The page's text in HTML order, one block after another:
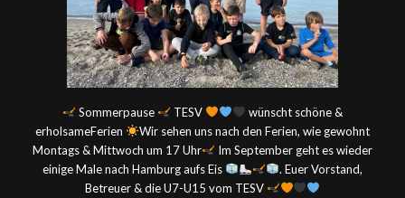
Sommerpause TESV
wünscht schöne &
erholsameFerien
Wir sehen uns nach den Ferien, wie gewohnt
Montags & Mittwoch um 17 Uhr
Im September geht es wieder
einige Male nach Hamburg aufs Eis
. Euer Vorstand,
Betreuer & die U7-U15 vom TESV